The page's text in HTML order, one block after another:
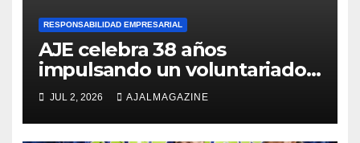
RESPONSABILIDAD EMPRESARIAL
AJE celebra 38 años
impulsando un voluntariado
corporativo en la región
JUL 2, 2026 AJALMAGAZINE